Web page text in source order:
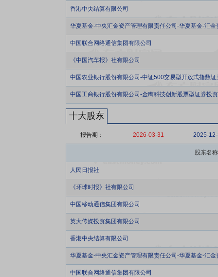
香港中央结算有限公司
华夏基金-中央汇金资产管理有限责任公司-华夏基金-汇
中国联合网络通信集团有限公司
《中国汽车报》社有限公司
中国农业银行股份有限公司-中证500交易型开放式指数
中国工商银行股份有限公司-金鹰科技创新股票型证券投
十大股东
报告期： 2026-03-31 2025-
股东名称
人民日报社
《环球时报》社有限公司
中国移动通信集团有限公司
英大传媒投资集团有限公司
香港中央结算有限公司
华夏基金-中央汇金资产管理有限责任公司-华夏基金-汇
中国联合网络通信集团有限公司